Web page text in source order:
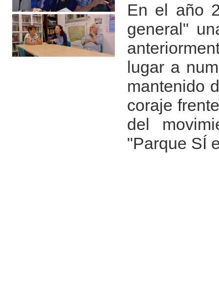
En el año
general"
lugar a
mantenido
coraje
del
"Parque SÍ